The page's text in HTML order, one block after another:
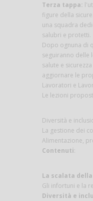
Terza tappa:
figure della
una squadra
salubri e protetti.
Dopo ognuna di
seguiranno delle
salute e
aggiornare le
Lavoratori e
Le lezioni
Diversità e
La gestione dei
Alimentazione,
Contenuti:
La scalata
Gli infortuni e la
Diversità e